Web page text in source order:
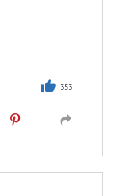
353
, Афанасий,Борис